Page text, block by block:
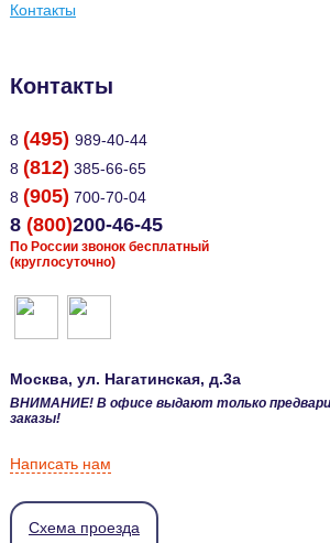
Контакты
Контакты
8 (495) 989-40-44
8 (812) 385-66-65
8 (905) 700-70-04
8 (800)200-46-45
По России звонок бесплатный
(круглосуточно)
Москва, ул. Нагатинская, д.3а
ВНИМАНИЕ! В офисе выдают только
заказы!
Написать нам
Схема проезда